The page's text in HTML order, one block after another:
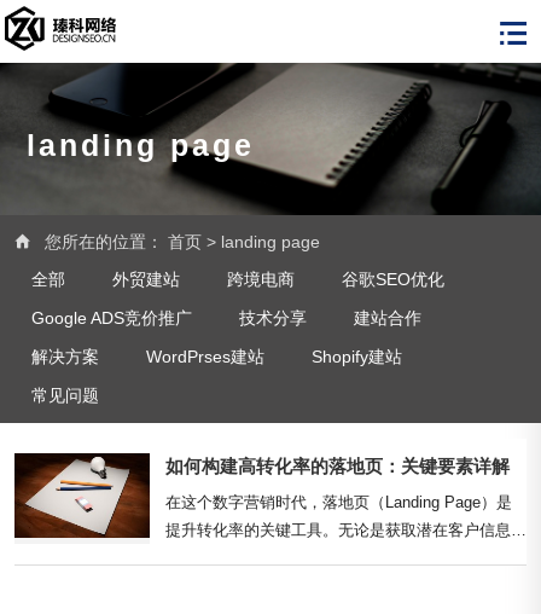
landing page
您所在的位置： 首页 > landing page
全部
外贸建站 跨境电商
谷歌SEO优化
Google ADS竞价推广
技术分享
建站合作
解决方案
WordPrses建站
Shopify建站
常见问题
如何构建高转化率的落地页：关键要素详解
在这个数字营销时代，落地页（Landing Page）是
提升转化率的关键工具。无论是获取潜在客户信息、